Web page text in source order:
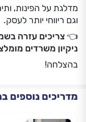
מדלגת על הפינות,
וגם ריווחי יותר לעסק.
👈 צריכים עזרה
ניקיון משרדים
בהצלחה!
מדריכים נוספים